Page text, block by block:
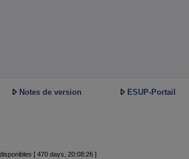
Notes de version ESUP-Portail
[ 470 days, 20:08:26 ]